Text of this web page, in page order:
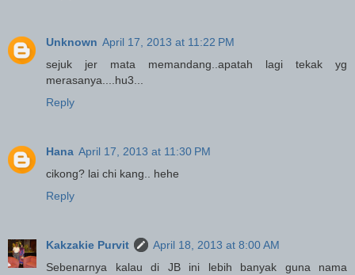
Unknown April 17, 2013 at 11:22 PM
sejuk jer mata memandang..apatah lagi tekak yg
merasanya....hu3...
Reply
Hana April 17, 2013 at 11:30 PM
cikong? lai chi kang.. hehe
Reply
Kakzakie Purvit
April 18, 2013 at 8:00 AM
Sebenarnya kalau di JB ini lebih banyak guna nama